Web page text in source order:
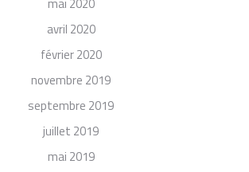
mai 2020
avril 2020
février 2020
novembre 2019
septembre 2019
juillet 2019
mai 2019